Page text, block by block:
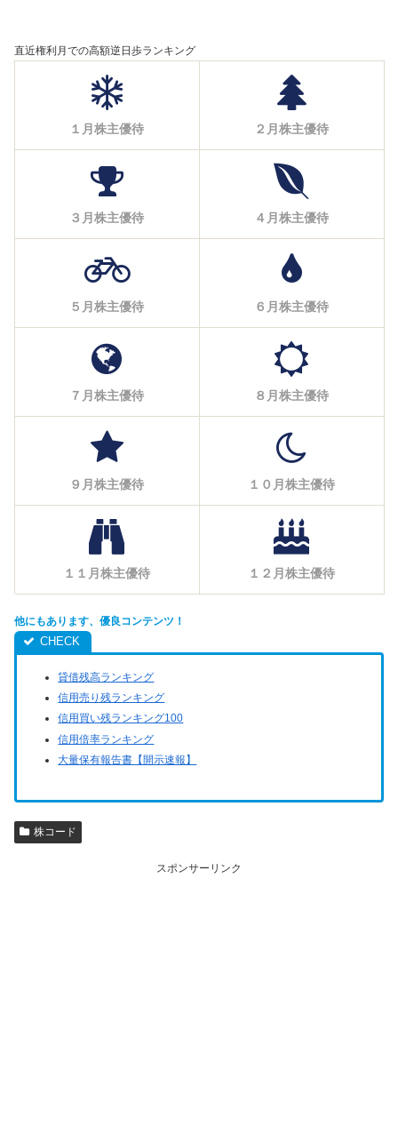
直近権利月での高額逆日歩ランキング
１月株主優待 ２月株主優待
３月株主優待 ４月株主優待
５月株主優待 ６月株主優待
７月株主優待 ８月株主優待
９月株主優待 １０月株主優待
１１月株主優待 １２月株主優待
他にもあります、優良コンテンツ！
貸借残高ランキング
信用売り残ランキング
信用買い残ランキング100
信用倍率ランキング
大量保有報告書【開示速報】
株コード
スポンサーリンク